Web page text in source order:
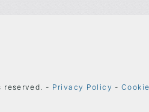
reserved. - Privacy Policy -